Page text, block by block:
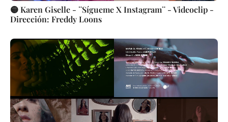
🟡 Karen Giselle - ¨Sígueme X Instagram¨ - Videoclip -
Dirección: Freddy Loons